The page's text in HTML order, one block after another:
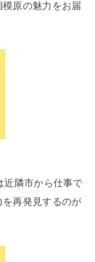
原の魅力をお届
近隣市から仕事で
再発見するのが